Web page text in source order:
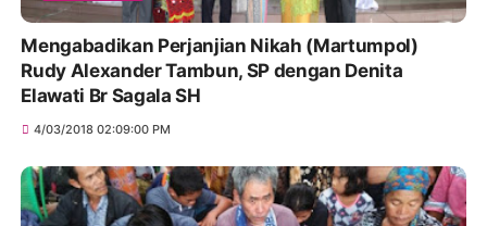
Mengabadikan Perjanjian Nikah (Martumpol)
Rudy Alexander Tambun, SP dengan Denita
Elawati Br Sagala SH
4/03/2018 02:09:00 PM